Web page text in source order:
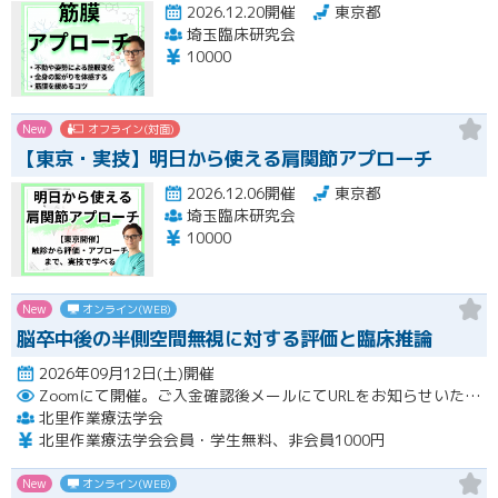
2026.12.20開催
東京都
埼玉臨床研究会
10000
New オフライン(対面)
【東京・実技】明日から使える肩関節アプローチ
2026.12.06開催
東京都
埼玉臨床研究会
10000
New オンライン(WEB)
脳卒中後の半側空間無視に対する評価と臨床推論
2026年09月12日(土)開催
Zoomにて開催。ご入金確認後メールにてURLをお知らせいたします。
北里作業療法学会
北里作業療法学会会員・学生無料、非会員1000円
New オンライン(WEB)